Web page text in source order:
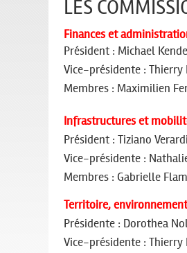
LES
Finances et
Président : Michael Kende
Vice-présidente : Thierry
Membres : Maximilien
Infrastructures et
Président : Tiziano Verardi
Vice-présidente :
Membres : Gabrielle
Territoire,
Présidente : Dorothea
Vice-présidente : Thierry